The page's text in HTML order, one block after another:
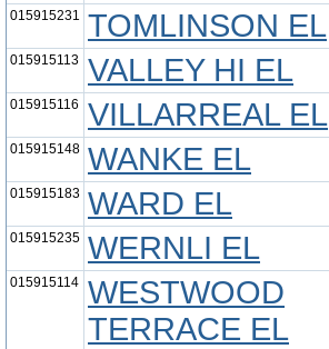
015915231 TOMLINSON EL
015915113 VALLEY HI EL
015915116 VILLARREAL EL
015915148 WANKE EL
015915183 WARD EL
015915235 WERNLI EL
015915114 WESTWOOD
TERRACE EL